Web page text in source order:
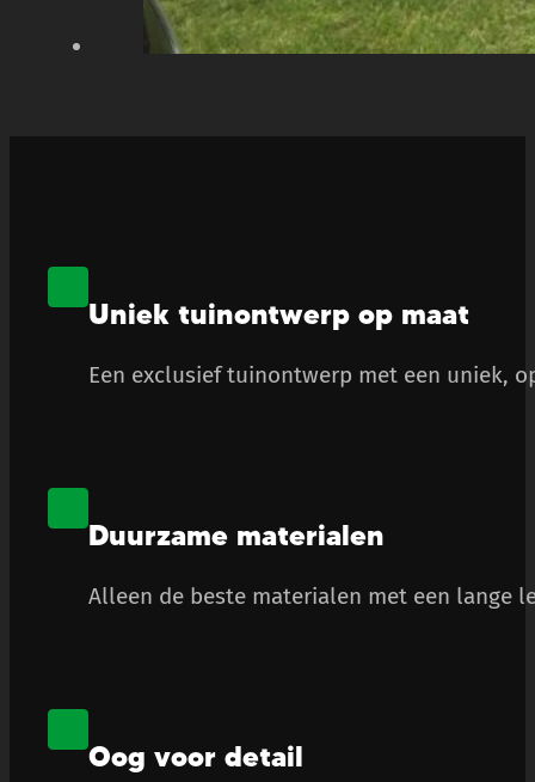
Uniek tuinontwerp op maat
Een exclusief tuinontwerp met een uniek,
Duurzame materialen
Alleen de beste materialen met een lange
Oog voor detail